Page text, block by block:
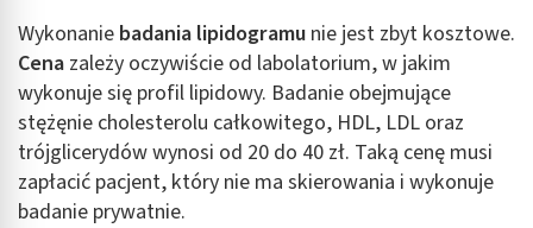
Wykonanie badania lipidogramu nie jest zbyt kosztowe.
Cena zależy oczywiście od labolatorium, w jakim
wykonuje się profil lipidowy. Badanie obejmujące
stężęnie cholesterolu całkowitego, HDL, LDL oraz
trójglicerydów wynosi od 20 do 40 zł. Taką cenę musi
zapłacić pacjent, który nie ma skierowania i wykonuje
badanie prywatnie.